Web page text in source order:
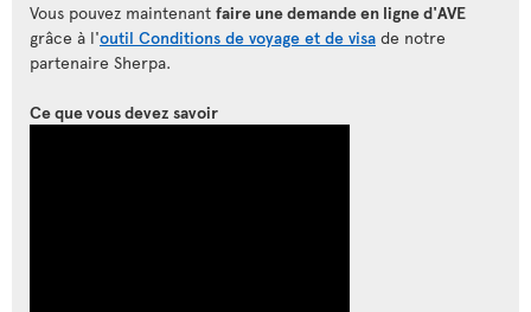
Vous pouvez maintenant faire une demande en ligne d'AVE
grâce à l'outil Conditions de voyage et de visa
partenaire Sherpa.
Ce que vous devez savoir